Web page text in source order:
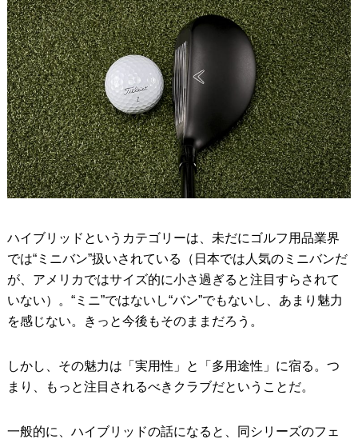
ハイブリッドというカテゴリーは、未だにゴルフ用品業界
では“ミニバン”扱いされている（日本では人気のミニバンだ
が、アメリカではサイズ的に小さ過ぎると注目すらされて
いない）。“ミニ”ではないし“バン”でもないし、あまり魅力
を感じない。きっと今後もそのままだろう。
しかし、その魅力は「実用性」と「多用途性」に宿る。つ
まり、もっと注目されるべきクラブだということだ。
一般的に、ハイブリッドの話になると、同シリーズのフェ